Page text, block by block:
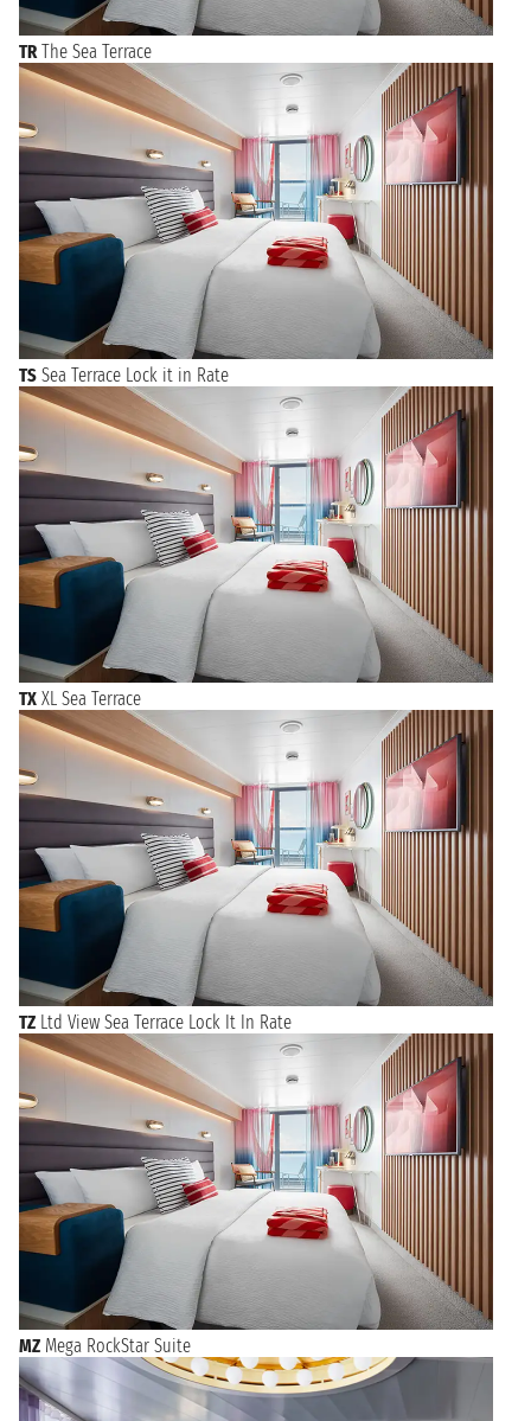
TR The Sea Terrace
TS Sea Terrace Lock it in Rate
TX XL Sea Terrace
TZ Ltd View Sea Terrace Lock It In Rate
MZ Mega RockStar Suite